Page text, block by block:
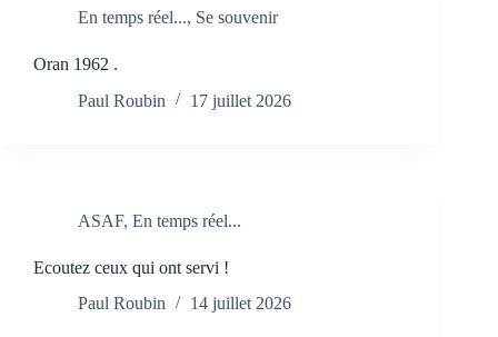
En temps réel..., Se souvenir
Oran 1962 .
Paul Roubin
17 juillet 2026
ASAF, En temps réel...
Ecoutez ceux qui ont servi !
Paul Roubin
14 juillet 2026